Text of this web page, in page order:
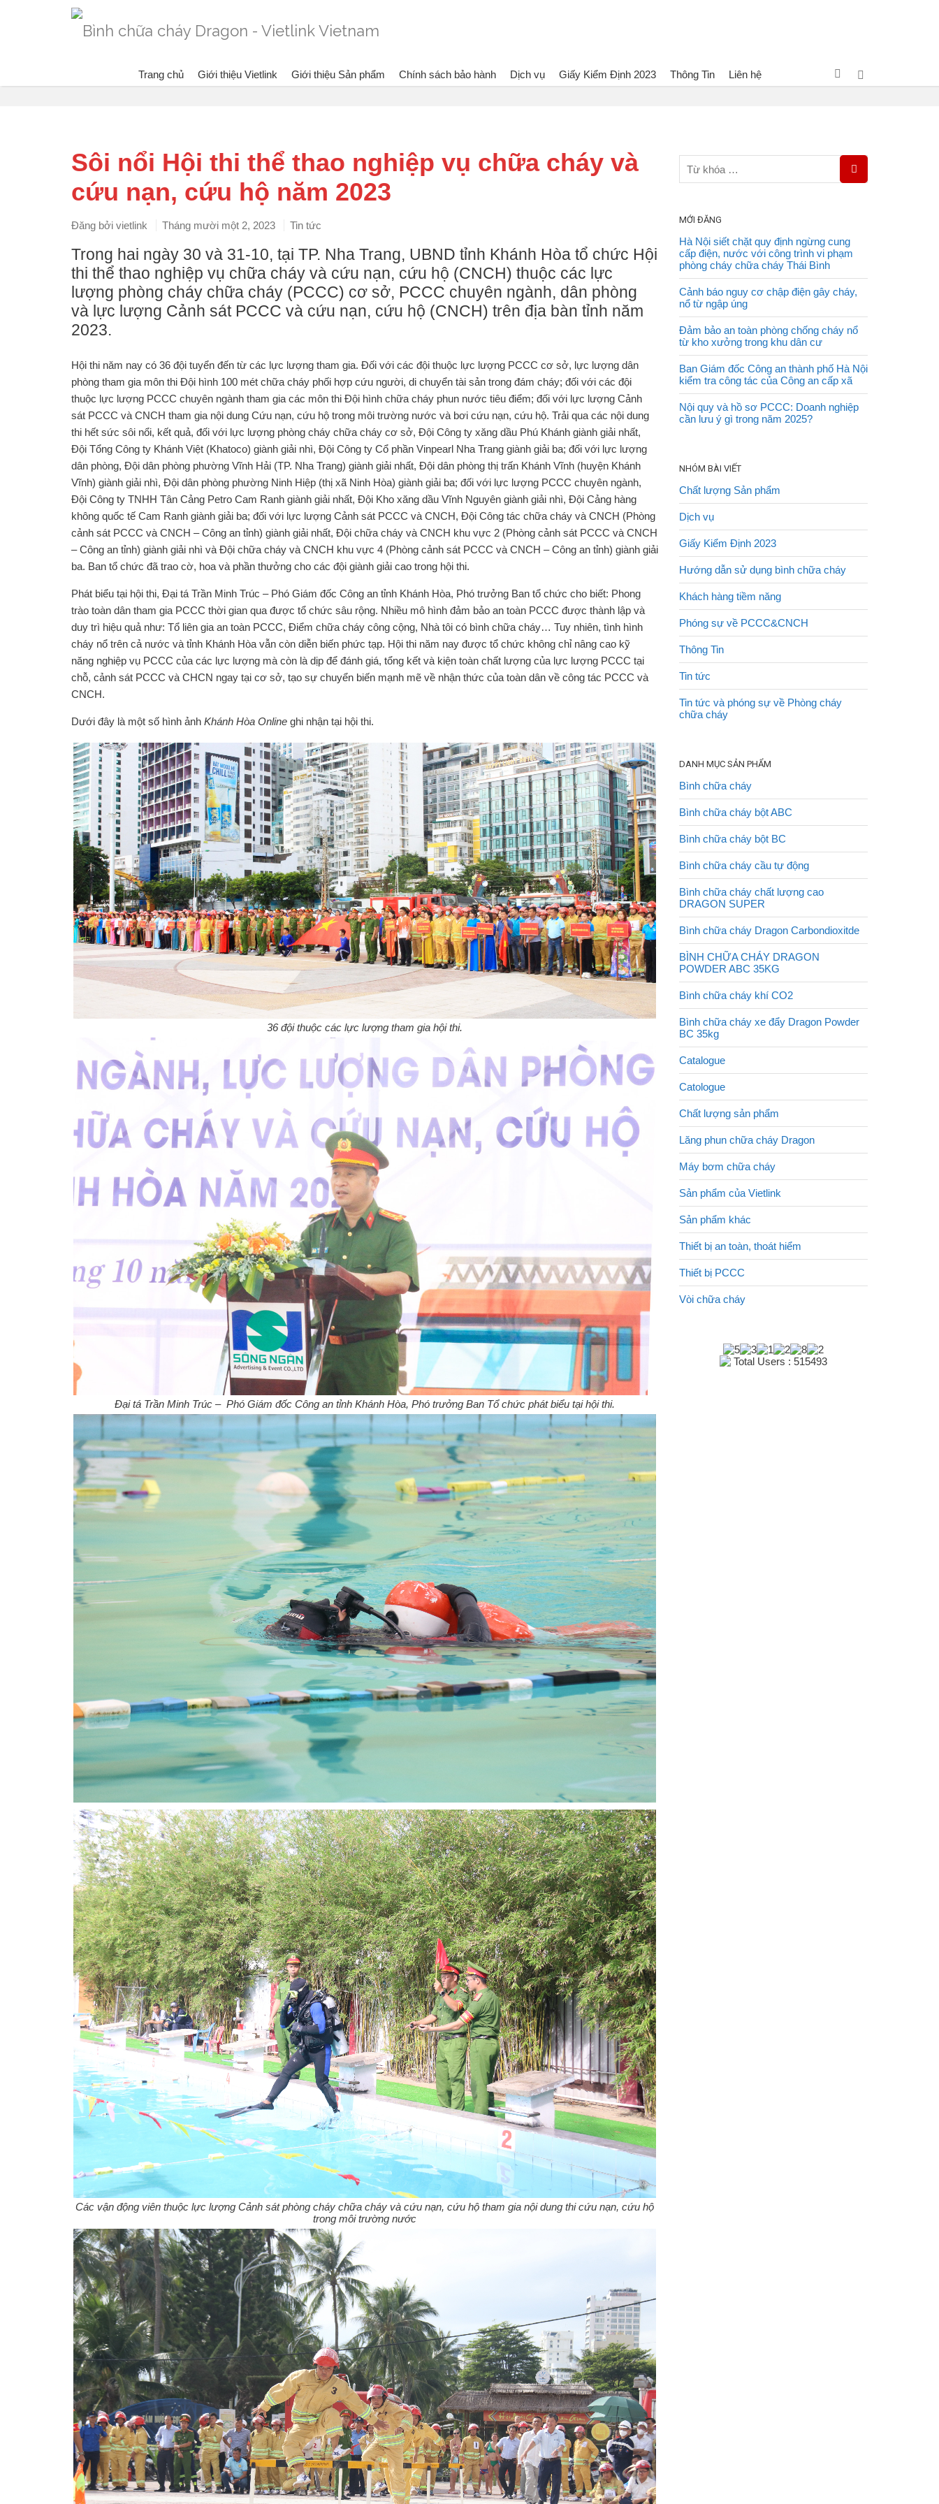
Trang chủ Giới thiệu Vietlink Giới thiệu Sản phẩm Chính sách bảo hành Dịch vụ Giấy Kiểm Định 2023 Thông Tin Liên hệ
Đang xem: Bình chữa cháy Dragon - Vietlink Vietnam Tin tức Sôi nổi Hội thi thể thao nghiệp vụ chữa cháy và cứu nạn, cứu hộ năm 2023
Sôi nổi Hội thi thể thao nghiệp vụ chữa cháy và
cứu nạn, cứu hộ năm 2023
Đăng bởi vietlink Tháng mười một 2, 2023 Tin tức
Trong hai ngày 30 và 31-10, tại TP. Nha Trang, UBND tỉnh Khánh Hòa tổ chức Hội
thi thể thao nghiệp vụ chữa cháy và cứu nạn, cứu hộ (CNCH) thuộc các lực
lượng phòng cháy chữa cháy (PCCC) cơ sở, PCCC chuyên ngành, dân phòng
và lực lượng Cảnh sát PCCC và cứu nạn, cứu hộ (CNCH) trên địa bàn tỉnh năm
2023.
Hội thi năm nay có 36 đội tuyển đến từ các lực lượng tham gia. Đối với các đội thuộc lực lượng PCCC cơ sở, lực lượng dân
phòng tham gia môn thi Đội hình 100 mét chữa cháy phối hợp cứu người, di chuyển tài sản trong đám cháy; đối với các đội
thuộc lực lượng PCCC chuyên ngành tham gia các môn thi Đội hình chữa cháy phun nước tiêu điểm; đối với lực lượng Cảnh
sát PCCC và CNCH tham gia nội dung Cứu nạn, cứu hộ trong môi trường nước và bơi cứu nạn, cứu hộ. Trải qua các nội dung
thi hết sức sôi nổi, kết quả, đối với lực lượng phòng cháy chữa cháy cơ sở, Đội Công ty xăng dầu Phú Khánh giành giải nhất,
Đội Tổng Công ty Khánh Việt (Khatoco) giành giải nhì, Đội Công ty Cổ phần Vinpearl Nha Trang giành giải ba; đối với lực lượng
dân phòng, Đội dân phòng phường Vĩnh Hải (TP. Nha Trang) giành giải nhất, Đội dân phòng thị trấn Khánh Vĩnh (huyện Khánh
Vĩnh) giành giải nhì, Đội dân phòng phường Ninh Hiệp (thị xã Ninh Hòa) giành giải ba; đối với lực lượng PCCC chuyên ngành,
Đội Công ty TNHH Tân Cảng Petro Cam Ranh giành giải nhất, Đội Kho xăng dầu Vĩnh Nguyên giành giải nhì, Đội Cảng hàng
không quốc tế Cam Ranh giành giải ba; đối với lực lượng Cảnh sát PCCC và CNCH, Đội Công tác chữa cháy và CNCH (Phòng
cảnh sát PCCC và CNCH – Công an tỉnh) giành giải nhất, Đội chữa cháy và CNCH khu vực 2 (Phòng cảnh sát PCCC và CNCH
– Công an tỉnh) giành giải nhì và Đội chữa cháy và CNCH khu vực 4 (Phòng cảnh sát PCCC và CNCH – Công an tỉnh) giành giải
ba. Ban tổ chức đã trao cờ, hoa và phần thưởng cho các đội giành giải cao trong hội thi.
Phát biểu tại hội thi, Đại tá Trần Minh Trúc – Phó Giám đốc Công an tỉnh Khánh Hòa, Phó trưởng Ban tổ chức cho biết: Phong
trào toàn dân tham gia PCCC thời gian qua được tổ chức sâu rộng. Nhiều mô hình đảm bảo an toàn PCCC được thành lập và
duy trì hiệu quả như: Tổ liên gia an toàn PCCC, Điểm chữa cháy công cộng, Nhà tôi có bình chữa cháy… Tuy nhiên, tình hình
cháy nổ trên cả nước và tỉnh Khánh Hòa vẫn còn diễn biến phức tạp. Hội thi năm nay được tổ chức không chỉ nâng cao kỹ
năng nghiệp vụ PCCC của các lực lượng mà còn là dịp để đánh giá, tổng kết và kiện toàn chất lượng của lực lượng PCCC tại
chỗ, cảnh sát PCCC và CHCN ngay tại cơ sở, tạo sự chuyển biến mạnh mẽ về nhận thức của toàn dân về công tác PCCC và
CNCH.
Dưới đây là một số hình ảnh Khánh Hòa Online ghi nhận tại hội thi.
36 đội thuộc các lực lượng tham gia hội thi.
Đại tá Trần Minh Trúc – Phó Giám đốc Công an tỉnh Khánh Hòa, Phó trưởng Ban Tổ chức phát biểu tại hội thi.
Các vận động viên thuộc lực lượng Cảnh sát phòng cháy chữa cháy và cứu nạn, cứu hộ tham gia nội dung thi cứu nạn, cứu hộ
trong môi trường nước
MỚI ĐĂNG
Hà Nội siết chặt quy định ngừng cung
cấp điện, nước với công trình vi phạm
phòng cháy chữa cháy Thái Bình
Cảnh báo nguy cơ chập điện gây cháy,
nổ từ ngập úng
Đảm bảo an toàn phòng chống cháy nổ
từ kho xưởng trong khu dân cư
Ban Giám đốc Công an thành phố Hà Nội
kiểm tra công tác của Công an cấp xã
Nội quy và hồ sơ PCCC: Doanh nghiệp
cần lưu ý gì trong năm 2025?
NHÓM BÀI VIẾT
Chất lượng Sản phẩm
Dịch vụ
Giấy Kiểm Định 2023
Hướng dẫn sử dụng bình chữa cháy
Khách hàng tiềm năng
Phóng sự về PCCC&CNCH
Thông Tin
Tin tức
Tin tức và phóng sự về Phòng cháy
chữa cháy
DANH MỤC SẢN PHẨM
Bình chữa cháy
Bình chữa cháy bột ABC
Bình chữa cháy bột BC
Bình chữa cháy cầu tự động
Bình chữa cháy chất lượng cao
DRAGON SUPER
Bình chữa cháy Dragon Carbondioxitde
BÌNH CHỮA CHÁY DRAGON
POWDER ABC 35KG
Bình chữa cháy khí CO2
Bình chữa cháy xe đẩy Dragon Powder
BC 35kg
Catalogue
Catologue
Chất lượng sản phẩm
Lăng phun chữa cháy Dragon
Máy bơm chữa cháy
Sản phẩm của Vietlink
Sản phẩm khác
Thiết bị an toàn, thoát hiểm
Thiết bị PCCC
Vòi chữa cháy
Total Users : 515493